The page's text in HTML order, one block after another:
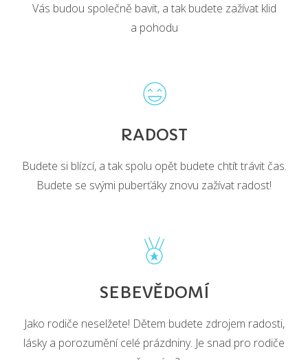
Vás budou společně bavit, a tak budete zažívat klid
a pohodu
RADOST
Budete si blízcí, a tak spolu opět budete chtít trávit čas.
Budete se svými puberťáky znovu zažívat radost!
SEBEVĚDOMÍ
Jako rodiče neselžete! Dětem budete zdrojem radosti,
lásky a porozumění celé prázdniny. Je snad pro rodiče